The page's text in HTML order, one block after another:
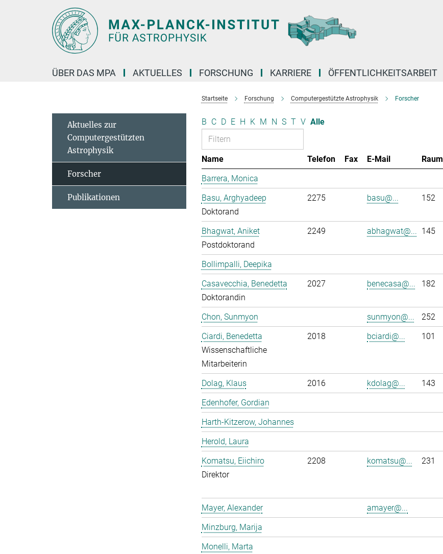
ÜBER DAS MPA AKTUELLES FORSCHUNG KARRIERE ÖFFENTLICHKEITSARBEIT
Startseite Forschung Computergestützte Astrophysik Forscher
B C D E H K M N S T V Alle
Name Telefon Fax E-Mail Raum
Barrera, Monica
Basu, Arghyadeep
Doktorand
2275 basu@...
152
Bhagwat, Aniket
Postdoktorand
2249 abhagwat@... 145
Bollimpalli, Deepika
Casavecchia, Benedetta
Doktorandin
2027 benecasa@... 182
Chon, Sunmyon sunmyon@...
252
Ciardi, Benedetta
Wissenschaftliche
Mitarbeiterin
2018 bciardi@... 101
Dolag, Klaus 2016 kdolag@... 143
Edenhofer, Gordian
Harth-Kitzerow, Johannes
Herold, Laura
Komatsu, Eiichiro
Direktor
2208 komatsu@... 231
Mayer, Alexander
amayer@...
Minzburg, Marija
Monelli, Marta
Aktuelles zur
Computergestützten
Astrophysik
Forscher
Publikationen